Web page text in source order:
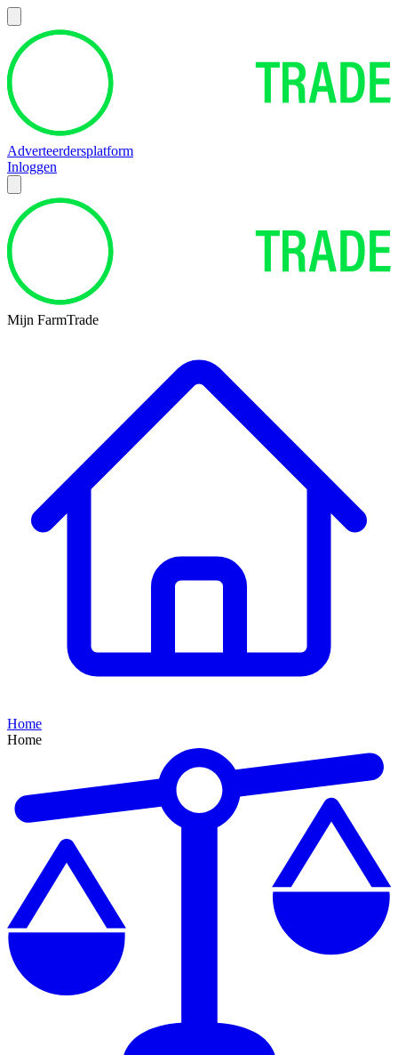
Adverteerdersplatform
Inloggen
Mijn FarmTrade
Home
Home